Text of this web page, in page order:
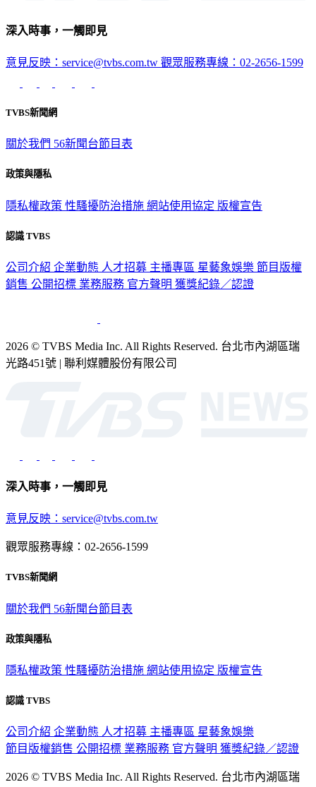
深入時事，一觸即見
意見反映：service@tvbs.com.tw 觀眾服務專線：02-2656-1599
TVBS新聞網
關於我們 56新聞台節目表
政策與隱私
隱私權政策 性騷擾防治措施 網站使用協定 版權宣告
認識 TVBS
公司介紹 企業動態 人才招募 主播專區 星藝象娛樂 節目版權
銷售 公開招標 業務服務 官方聲明 獲獎紀錄／認證
2026 © TVBS Media Inc. All Rights Reserved. 台北市內湖區瑞
光路451號 | 聯利媒體股份有限公司
深入時事，一觸即見
意見反映：service@tvbs.com.tw
觀眾服務專線：02-2656-1599
TVBS新聞網
關於我們 56新聞台節目表
政策與隱私
隱私權政策 性騷擾防治措施 網站使用協定 版權宣告
認識 TVBS
公司介紹 企業動態 人才招募 主播專區 星藝象娛樂
節目版權銷售 公開招標 業務服務 官方聲明 獲獎紀錄／認證
2026 © TVBS Media Inc. All Rights Reserved. 台北市內湖區瑞